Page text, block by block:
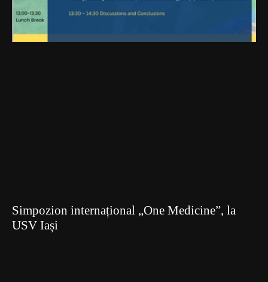
Simpozion internațional „One Medicine”, la
USV Iași